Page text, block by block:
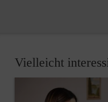
Vielleicht